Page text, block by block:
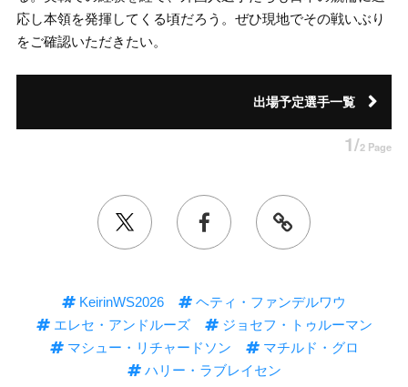
応し本領を発揮してくる頃だろう。ぜひ現地でその戦いぶり
をご確認いただきたい。
出場予定選手一覧
1/2 Page
KeirinWS2026
ヘティ・ファンデルワウ
エレセ・アンドルーズ
ジョセフ・トゥルーマン
マシュー・リチャードソン
マチルド・グロ
ハリー・ラブレイセン